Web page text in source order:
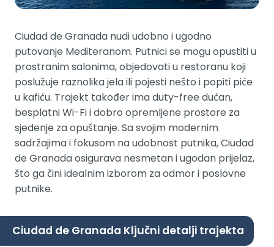
Ciudad de Granada nudi udobno i ugodno
putovanje Mediteranom. Putnici se mogu opustiti u
prostranim salonima, objedovati u restoranu koji
poslužuje raznolika jela ili pojesti nešto i popiti piće
u kafiću. Trajekt također ima duty-free dućan,
besplatni Wi-Fi i dobro opremljene prostore za
sjedenje za opuštanje. Sa svojim modernim
sadržajima i fokusom na udobnost putnika, Ciudad
de Granada osigurava nesmetan i ugodan prijelaz,
što ga čini idealnim izborom za odmor i poslovne
putnike.
Ciudad de Granada Ključni detalji trajekta